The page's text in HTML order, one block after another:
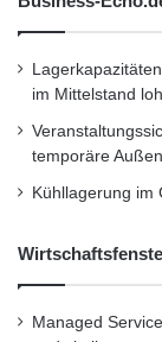
Monitor
Nachteil:
Methode
die Banken
im Mittelstand
temporäre
Kühllagerung im
Managed